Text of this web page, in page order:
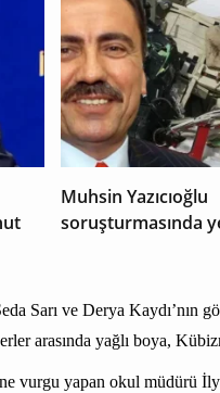
Muhsin Yazıcıoğlu
soruşturmasında
Sarı ve Derya Kaydı’nın
arasında yağlı boya,
vurgu yapan okul müdürü